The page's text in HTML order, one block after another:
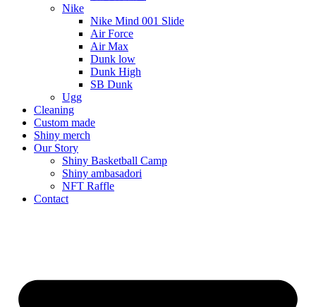
Nike
Nike Mind 001 Slide
Air Force
Air Max
Dunk low
Dunk High
SB Dunk
Ugg
Cleaning
Custom made
Shiny merch
Our Story
Shiny Basketball Camp
Shiny ambasadori
NFT Raffle
Contact